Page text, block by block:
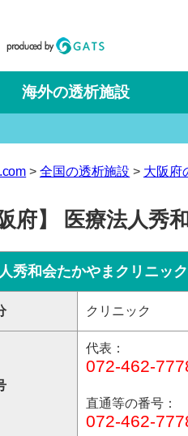
海外の透析施設
全国の透析施設 大阪府
阪府】 医療法人秀
秀和会たかやまクリニッ
クリニック
代表：
072-462-
直通等の番号：
072-462-